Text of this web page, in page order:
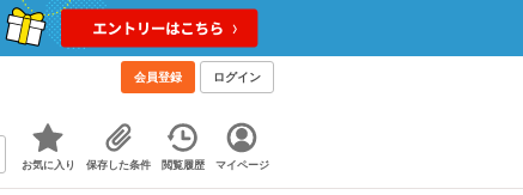
会員登録 ログイン
お気に入り 保存した条件 閲覧履歴 マイページ